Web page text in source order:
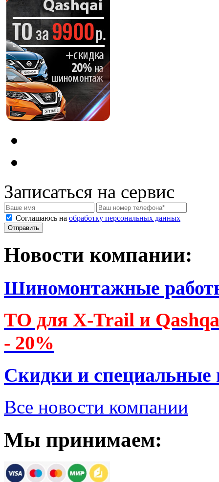
Записаться на сервис
Соглашаюсь на обработку персональных данных
Новости компании:
Шиномонтажные
ТО для X-Trail и
- 20%
Скидки и специальные
Все новости компании
Мы принимаем: